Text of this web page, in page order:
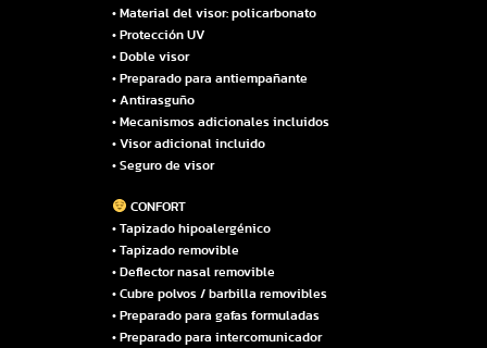
• Material del visor: policarbonato
• Protección UV
• Doble visor
• Preparado para antiempañante
• Antirasguño
• Mecanismos adicionales incluidos
• Visor adicional incluido
• Seguro de visor
CONFORT
• Tapizado hipoalergénico
• Tapizado removible
• Deflector nasal removible
• Cubre polvos / barbilla removibles
• Preparado para gafas formuladas
• Preparado para intercomunicador